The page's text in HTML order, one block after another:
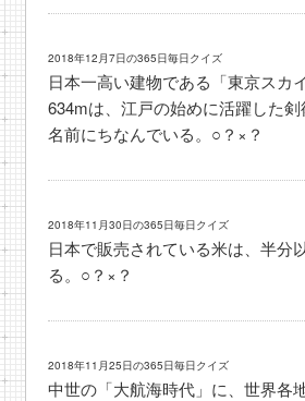
2018年12月7日の365日毎日クイズ
日本一高い建物である「東京スカ
634mは、江戸の始めに活躍した
名前にちなんでいる。○？×？
2018年11月30日の365日毎日クイズ
日本で販売されている米は、半分
る。○？×？
2018年11月25日の365日毎日クイズ
中世の「大航海時代」に、世界各